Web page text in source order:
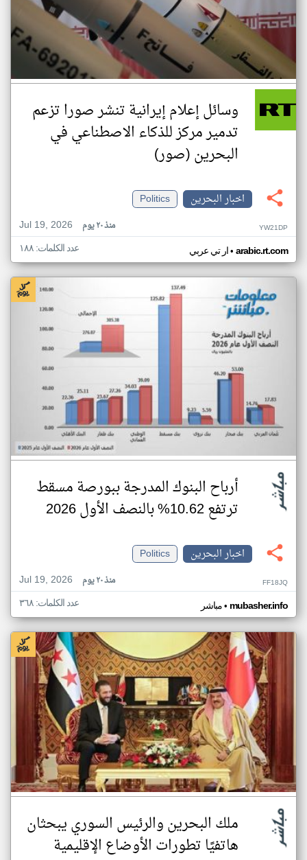
وسائل إعلام إيرانية تنشر صورا تزعم
تدمير مركز للذكاء الاصطناعي في
البحرين (صور)
اخبار البحرين
Politics
Jul 19, 2026
منذ ٢٠ يوم YW21DP
ار تي عربي• arabic.rt.com عدد الكلمات: ١٨٨
أرباح البنوك المدرجة ببورصة مسقط
ترتفع 10.62% بالنصف الأول 2026
اخبار البحرين
Politics
Jul 19, 2026
منذ ٢٠ يوم FF18JQ
مباشر• mubasher.info عدد الكلمات: ٣٦٨
ملك البحرين والرئيس السوري يبحثان
هاتفيًا تطورات الأوضاع الإقليمية